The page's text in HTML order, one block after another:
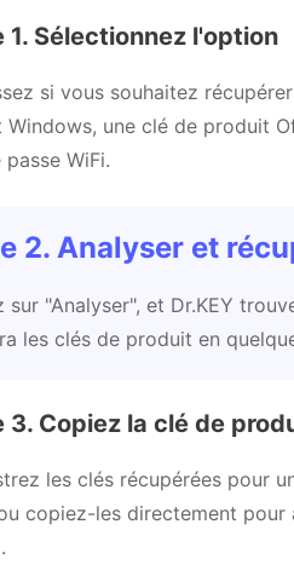
1. Sélectionnez l'option
si vous souhaitez
Windows, une clé de produit
WiFi.
2. Analyser et
sur "Analyser", et Dr.KEY
les clés de produit en
3. Copiez la clé de
les clés récupérées pour
copiez-les directement pour